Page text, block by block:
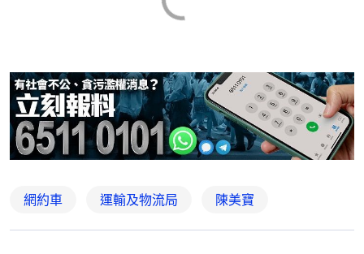
網約車 運輸及物流局 陳美寶